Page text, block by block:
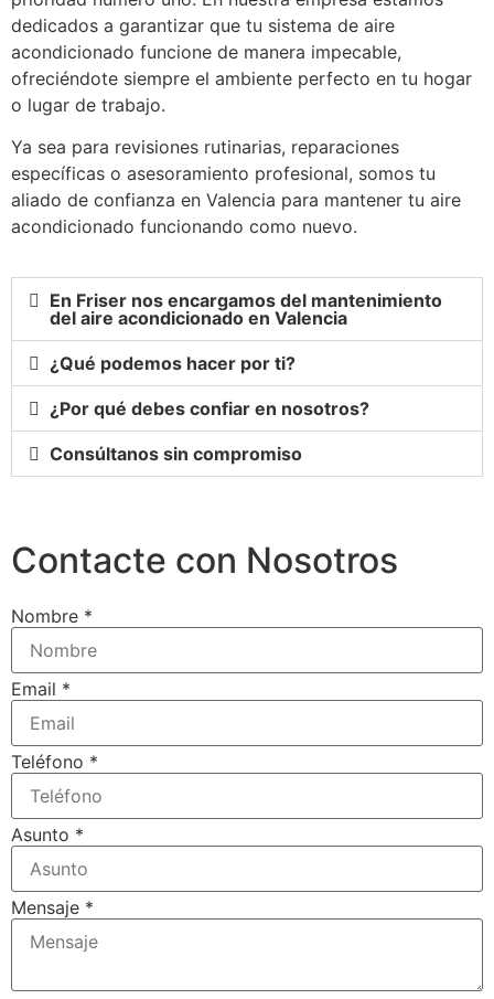
dedicados a garantizar que tu sistema de aire
acondicionado funcione de manera impecable,
ofreciéndote siempre el ambiente perfecto en tu hogar
o lugar de trabajo.
Ya sea para revisiones rutinarias, reparaciones
específicas o asesoramiento profesional, somos tu
aliado de confianza en Valencia para mantener tu aire
acondicionado funcionando como nuevo.
En Friser nos encargamos del mantenimiento
del aire acondicionado en Valencia
¿Qué podemos hacer por ti?
¿Por qué debes confiar en nosotros?
Consúltanos sin compromiso
Contacte con Nosotros
Nombre *
Email *
Teléfono *
Asunto *
Mensaje *